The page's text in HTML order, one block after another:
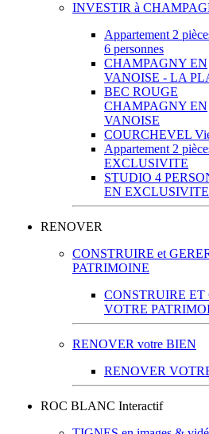
INVESTIR à
Appartement 2
6 personnes
CHAMPAGNY EN
VANOISE - LA
BEC ROUGE
CHAMPAGNY EN
VANOISE
COURCHEVEL
Appartement 2
EXCLUSIVITE
STUDIO 4
EN EXCLUSIVITE
RENOVER
CONSTRUIRE et
PATRIMOINE
CONSTRUIRE ET
VOTRE
RENOVER votre BIEN
RENOVER
ROC BLANC Interactif